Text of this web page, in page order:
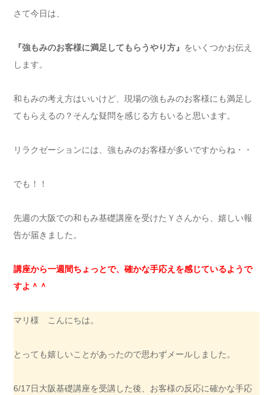
さて今日は、
『強もみのお客様に満足してもらうやり方』 をいくつかお伝え
します。
和もみの考え方はいいけど、現場の強もみのお客様にも満足し
てもらえるの？そんな疑問を感じる方もいると思います。
リラクゼーションには、強もみのお客様が多いですからね・・
でも！！
先週の大阪での和もみ基礎講座を受けたＹさんから、嬉しい報
告が届きました。
講座から一週間ちょっとで、確かな手応えを感じているようで
すよ＾＾
マリ様 こんにちは。
とっても嬉しいことがあったので思わずメールしました。
6/17日大阪基礎講座を受講した後、お客様の反応に確かな手応